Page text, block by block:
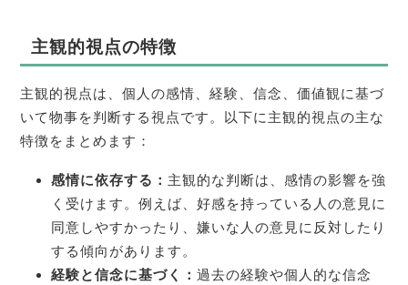
主観的視点の特徴
主観的視点は、個人の感情、経験、信念、価値観に基づ
いて物事を判断する視点です。以下に主観的視点の主な
特徴をまとめます：
感情に依存する： 主観的な判断は、感情の影響を強
く受けます。例えば、好感を持っている人の意見に
同意しやすかったり、嫌いな人の意見に反対したり
する傾向があります。
経験と信念に基づく： 過去の経験や個人的な信念